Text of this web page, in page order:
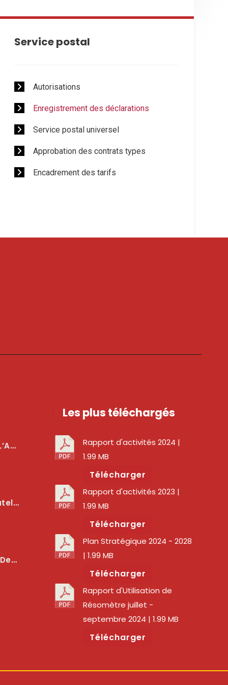
Service postal
Autorisations
Enregistrement des déclarations
Service postal universel
Approbation des contrats types
Encadrement des tarifs
Les Usagers
Services Numériques
Des Réseaux
Les plus téléchargés
Rapport d'activités 2024 |
1.99 MB
Télécharger
Rapport d'activités 2023 |
1.99 MB
Télécharger
Plan Stratégique 2024 - 2028
| 1.99 MB
Télécharger
Rapport d'Utilisation de
Résomètre juillet -
septembre 2024 | 1.99 MB
Télécharger